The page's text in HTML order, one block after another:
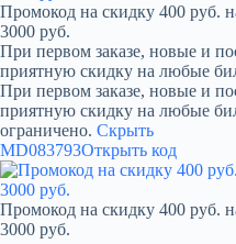
Промокод на скидку 400 руб.
3000 руб.
При первом заказе, новые и
приятную скидку на любые
При первом заказе, новые и
приятную скидку на любые
ограничено. Скрыть
MD083793Открыть код
Промокод на скидку 400 руб.
3000 руб.